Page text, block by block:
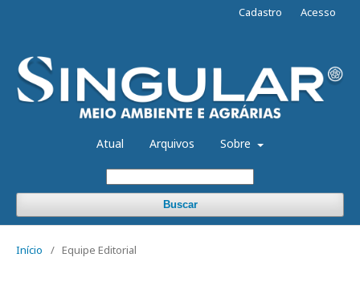
Atual Arquivos Sobre
Buscar
Cadastro Acesso
Início / Equipe Editorial